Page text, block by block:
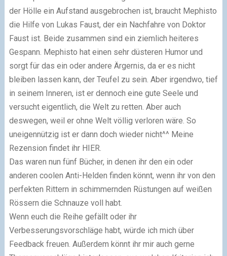
der Hölle ein Aufstand ausgebrochen ist, braucht Mephisto
die Hilfe von Lukas Faust, der ein Nachfahre von Doktor
Faust ist. Beide zusammen sind ein ziemlich heiteres
Gespann. Mephisto hat einen sehr düsteren Humor und
sorgt für das ein oder andere Ärgernis, da er es nicht
bleiben lassen kann, der Teufel zu sein. Aber irgendwo, tief
in seinem Inneren, ist er dennoch eine gute Seele und
versucht eigentlich, die Welt zu retten. Aber auch
deswegen, weil er ohne Welt völlig verloren wäre. So
uneigennützig ist er dann doch wieder nicht^^ Meine
Rezension findet ihr HIER.
Das waren nun fünf Bücher, in denen ihr den ein oder
anderen coolen Anti-Helden finden könnt, wenn ihr von den
perfekten Rittern in schimmernden Rüstungen auf weißen
Rössern die Schnauze voll habt.
Wenn euch die Reihe gefällt oder ihr
Verbesserungsvorschläge habt, würde ich mich über
Feedback freuen. Außerdem könnt ihr mir auch gerne